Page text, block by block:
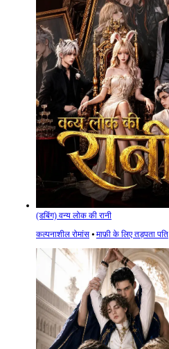
(डबिंग) वन्य लोक की रानी
कल्पनाशील रोमांस ⦁ माफ़ी के लिए तड़पता पति